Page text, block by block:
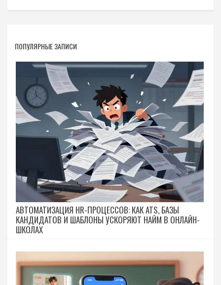
ПОПУЛЯРНЫЕ ЗАПИСИ
АВТОМАТИЗАЦИЯ HR-ПРОЦЕССОВ: КАК ATS, БАЗЫ
КАНДИДАТОВ И ШАБЛОНЫ УСКОРЯЮТ НАЙМ В ОНЛАЙН-
ШКОЛАХ